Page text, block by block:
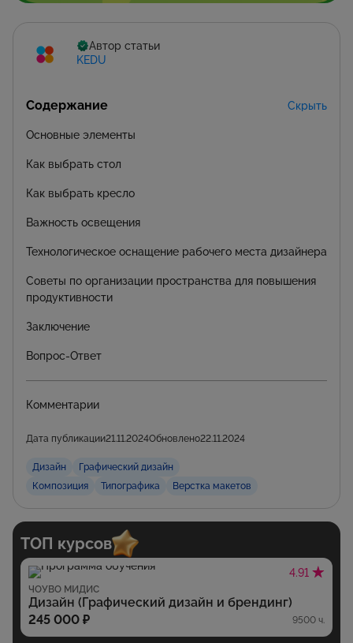
Автор статьи
KEDU
Содержание Скрыть
Основные элементы
Как выбрать стол
Как выбрать кресло
Важность освещения
Технологическое оснащение рабочего места дизайнера
Советы по организации пространства для повышения
продуктивности
Заключение
Вопрос-Ответ
Комментарии
Дата публикации21.11.2024Обновлено22.11.2024
Дизайн
Графический дизайн
Композиция
Типографика Верстка макетов
ТОП курсов
4.91
ЧОУВО МИДИС
Дизайн (Графический дизайн и брендинг)
245 000 ₽
9500 ч.